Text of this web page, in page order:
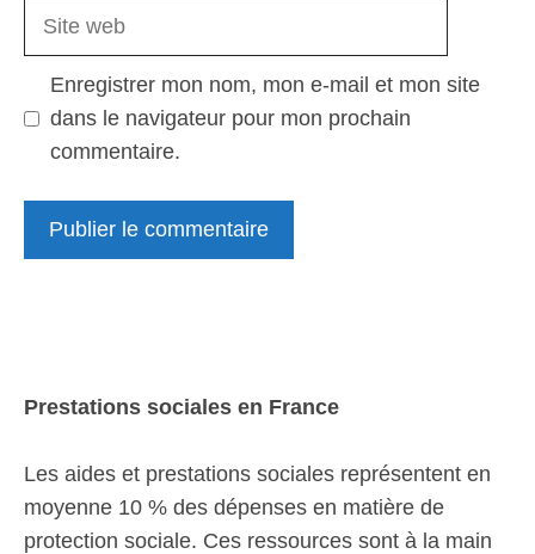
Site
Enregistrer mon nom, mon e-mail et mon site
dans le navigateur pour mon prochain
commentaire.
Prestations sociales en France
Les aides et prestations sociales représentent en
moyenne 10 % des dépenses en matière de
protection sociale. Ces ressources sont à la main